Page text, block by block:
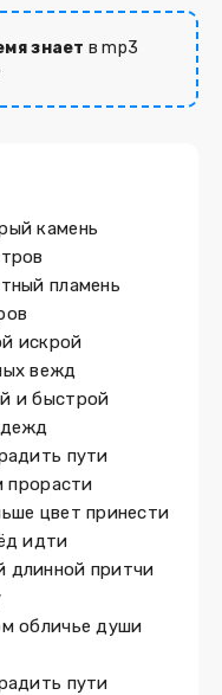
знает в mp3
камень
пламень
искрой
вежд
и быстрой
пути
прорасти
цвет принести
идти
длинной притчи
обличье души
пути